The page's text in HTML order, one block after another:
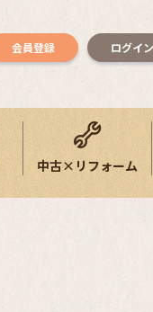
会員登録 ログイン
中古×リフォーム